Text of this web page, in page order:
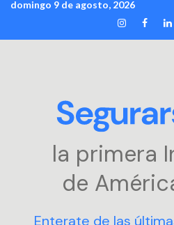
Skip
content
domingo 9 de agosto, 2026
la primera
de
Enterate de las